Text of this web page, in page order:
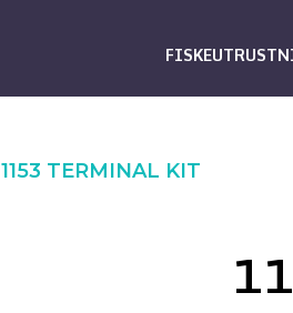
1153 TERMINAL KIT